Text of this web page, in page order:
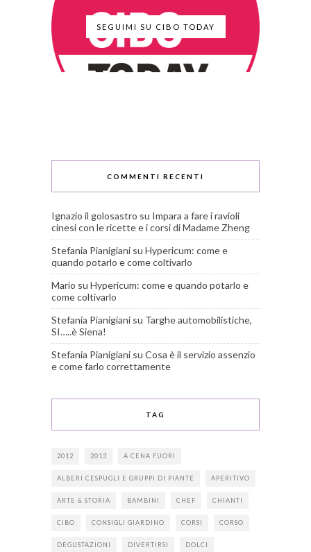
SEGUIMI SU CIBO TODAY
COMMENTI RECENTI
Ignazio il golosastro su Impara a fare i ravioli
cinesi con le ricette e i corsi di Madame Zheng
Stefania Pianigiani su Hypericum: come e
quando potarlo e come coltivarlo
Mario su Hypericum: come e quando potarlo e
come coltivarlo
Stefania Pianigiani su Targhe automobilistiche,
SI…..è Siena!
Stefania Pianigiani su Cosa è il servizio assenzio
e come farlo correttamente
TAG
2012 2013 A CENA FUORI
ALBERI CESPUGLI E GRUPPI DI PIANTE APERITIVO
ARTE & STORIA BAMBINI CHEF CHIANTI
CIBO CONSIGLI GIARDINO CORSI CORSO
DEGUSTAZIONI DIVERTIRSI DOLCI